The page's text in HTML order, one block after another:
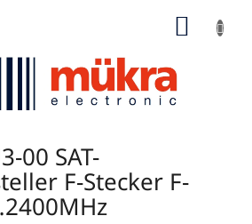
00 SAT-
F-Stecker F-